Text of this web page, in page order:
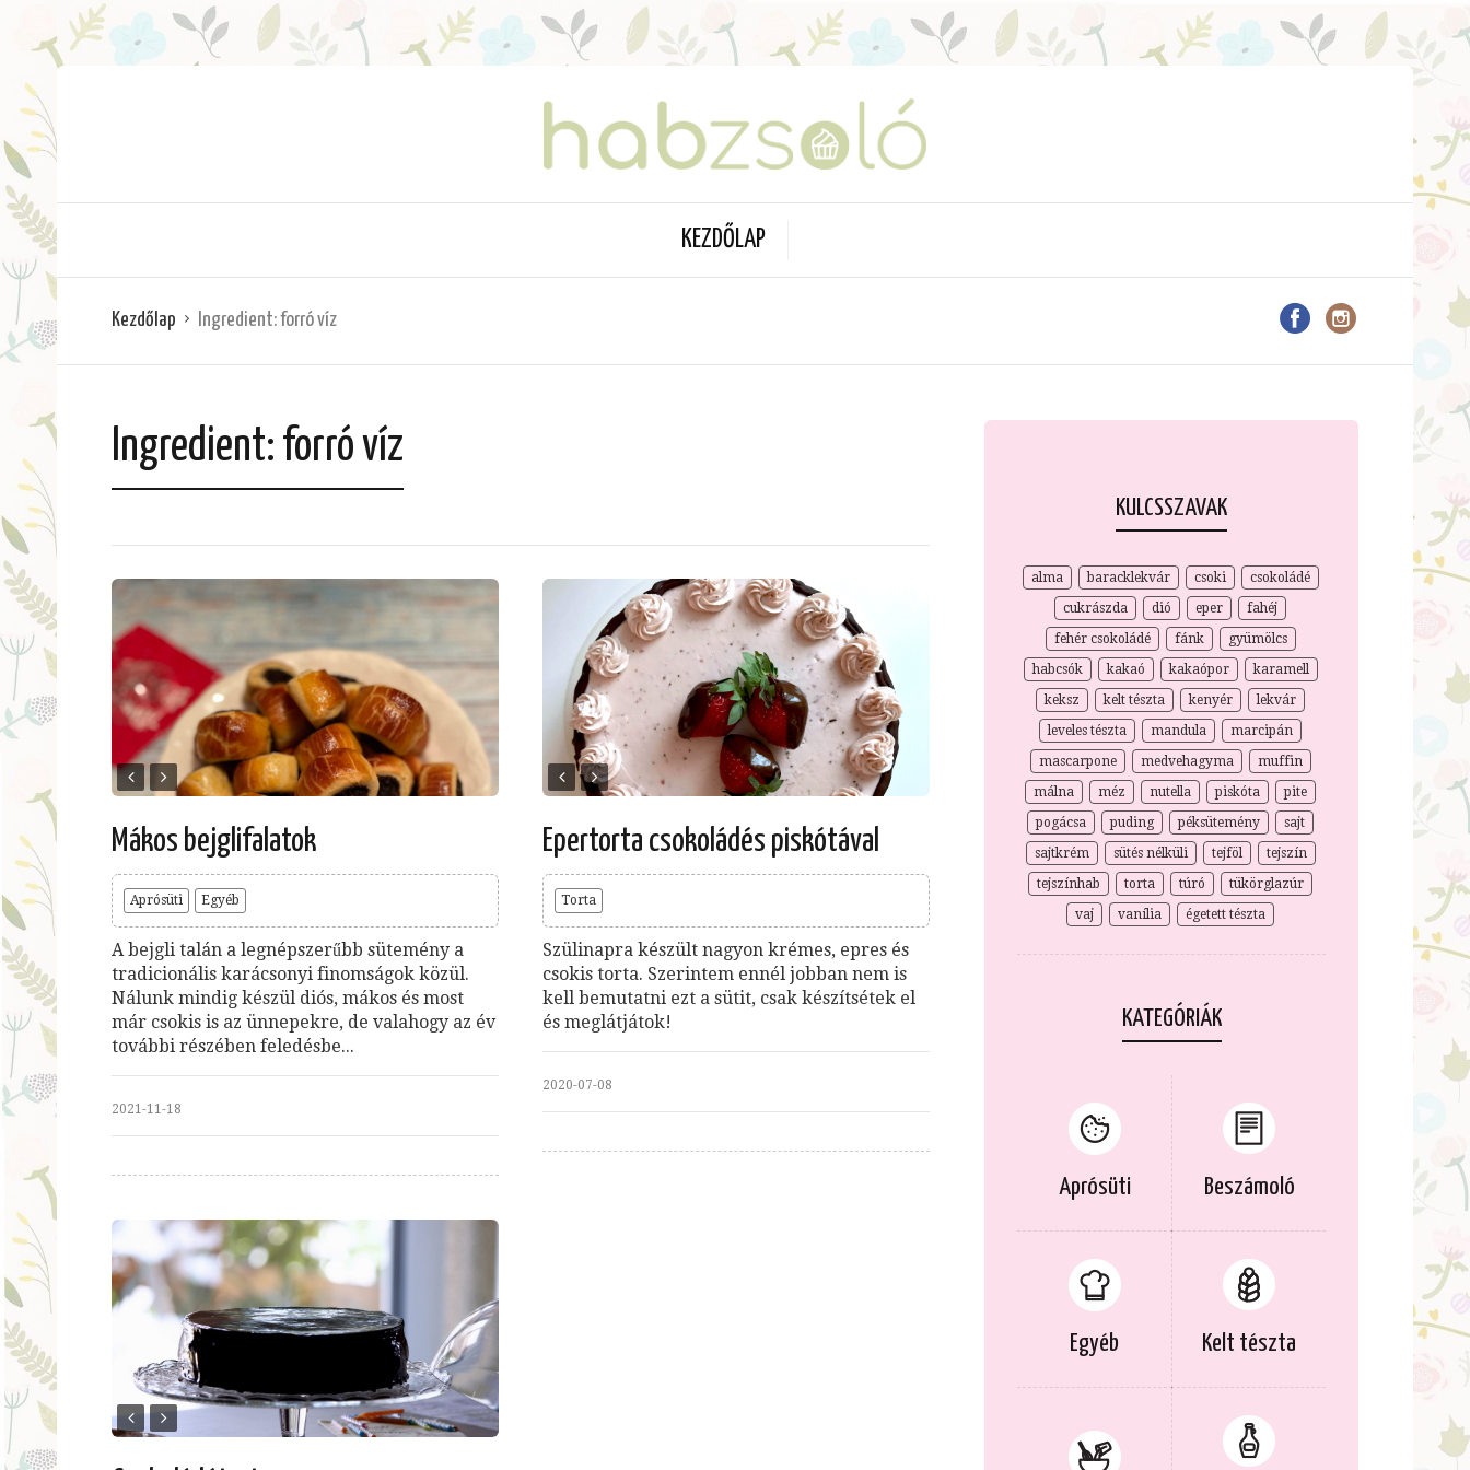
KEZDŐLAP
Kezdőlap Ingredient:forró víz
Ingredient: forró víz
Mákos bejglifalatok
Aprósüti Egyéb
A bejgli talán a legnépszerűbb sütemény a
tradicionális karácsonyi finomságok közül.
Nálunk mindig készül diós, mákos és most
már csokis is az ünnepekre, de valahogy az év
további részében feledésbe...
2021-11-18
Epertorta csokoládés piskótával
Torta
Szülinapra készült nagyon krémes, epres és
csokis torta. Szerintem ennél jobban nem is
kell bemutatni ezt a sütit, csak készítsétek el
és meglátjátok!
2020-07-08
KULCSSZAVAK
alma baracklekvár csoki
csokoládé
cukrászda
dió eper
fahéj
fehér csokoládé
fánk
gyümölcs
habcsók
kakaó kakaópor
karamell
keksz
kelt tészta kenyér
lekvár
leveles tészta
mandula
marcipán
mascarpone
medvehagyma
muffin
málna
méz nutella piskóta
pite
pogácsa
puding péksütemény
sajt
sajtkrém
sütés nélküli tejföl
tejszín
tejszínhab
torta túró
tükörglazúr
vaj
vanília égetett tészta
KATEGÓRIÁK
Aprósüti Beszámoló
Egyéb Kelt tészta